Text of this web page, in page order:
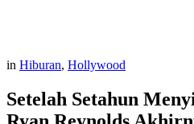
in Hiburan, Hollywood
Setelah Setahun